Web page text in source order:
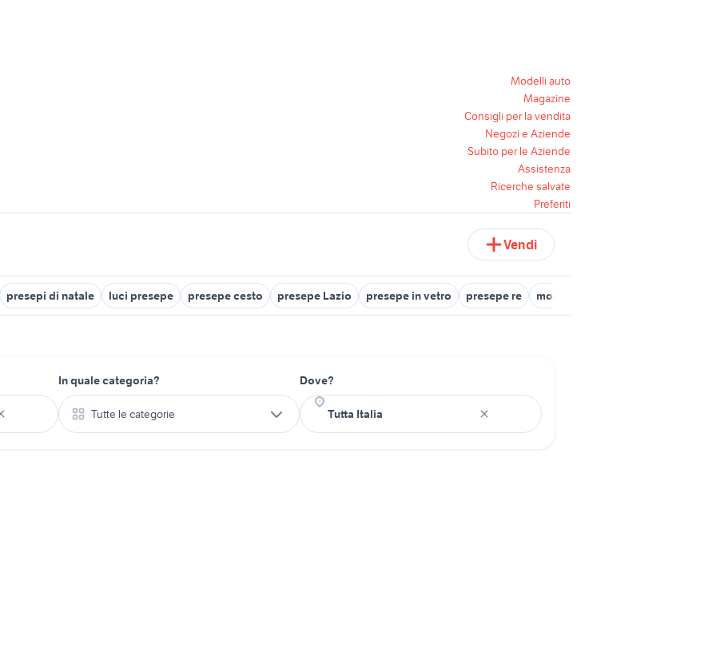
Modelli auto
Magazine
Consigli per la vendita
Negozi e Aziende
Subito per le Aziende
Assistenza
Ricerche salvate
Preferiti
Vendi
presepi di natale luci presepe presepe cesto presepe Lazio presepe in vetro presepe re mondo presepi
In quale categoria?
Tutte le categorie
Dove?